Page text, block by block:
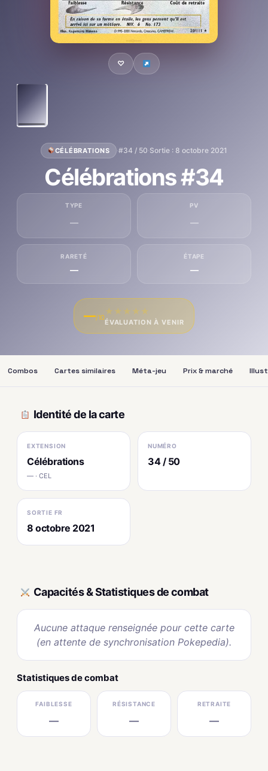
♡
CÉLÉBRATIONS ·#34 / 50·Sortie : 8 octobre 2021
Célébrations #34
TYPE
—
PV
—
RARETÉ
—
ÉTAPE
—
—/10
★ ★ ★ ★ ★
ÉVALUATION À VENIR
Combos Cartes similaires Méta-jeu Prix & marché
Identité de la carte
EXTENSION
Célébrations
— · CEL
NUMÉRO
34 / 50
SORTIE FR
8 octobre 2021
Capacités & Statistiques de combat
Aucune attaque renseignée pour cette carte
(en attente de synchronisation Pokepedia).
Statistiques de combat
FAIBLESSE
—
RÉSISTANCE
—
RETRAITE
—